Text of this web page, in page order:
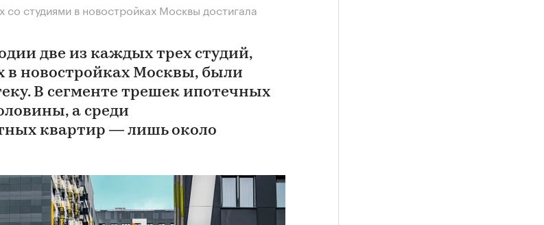
со студиями в новостройках Москвы достигала
две из каждых трех студий,
в новостройках Москвы, были
В сегменте трешек ипотечных
а среди
квартир — лишь около